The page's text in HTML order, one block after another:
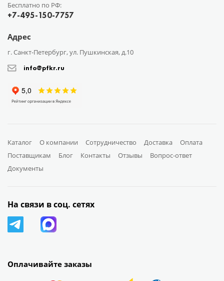
Бесплатно по РФ:
+7-495-150-7757
Адрес
г. Санкт-Петербург, ул. Пушкинская, д.10
info@pfkr.ru
Каталог О компании Сотрудничество Доставка
Оплата
Поставщикам
Блог Контакты Отзывы
Вопрос-ответ
Документы
Оплачивайте заказы
На связи в соц. сетях